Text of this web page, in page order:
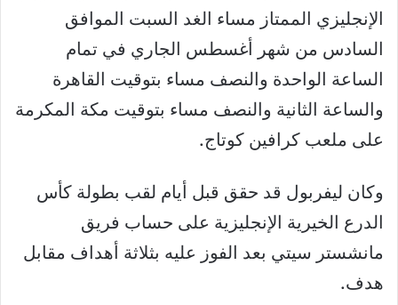
الإنجليزي الممتاز مساء الغد السبت الموافق
السادس من شهر أغسطس الجاري في تمام
الساعة الواحدة والنصف مساء بتوقيت القاهرة
والساعة الثانية والنصف مساء بتوقيت مكة المكرمة
على ملعب كرافين كوتاج.
وكان ليفربول قد حقق قبل أيام لقب بطولة كأس
الدرع الخيرية الإنجليزية على حساب فريق
مانشستر سيتي بعد الفوز عليه بثلاثة أهداف مقابل
هدف.